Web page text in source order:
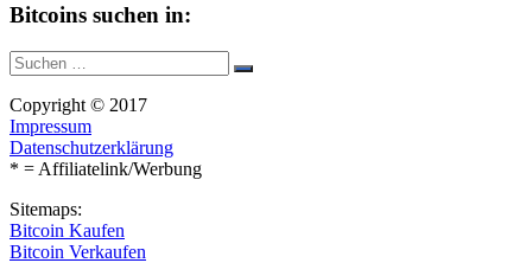
Bitcoins suchen in:
Suche
nach:
Suchen
Copyright © 2017
Impressum
Datenschutzerklärung
* = Affiliatelink/Werbung
Sitemaps:
Bitcoin Kaufen
Bitcoin Verkaufen